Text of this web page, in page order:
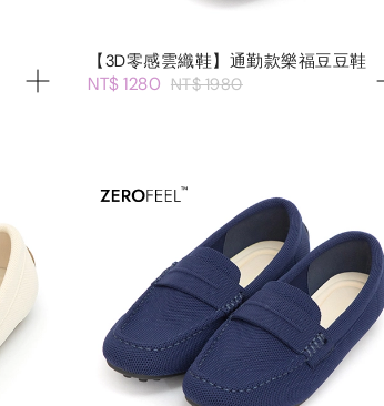
【3D零感雲織鞋】通勤款樂福豆豆鞋
NT$ 1280 NT$ 1980